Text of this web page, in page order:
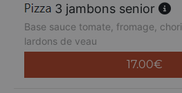
3 jambons senior
Base sauce tomate, fromage,
lardons de veau
17.00€